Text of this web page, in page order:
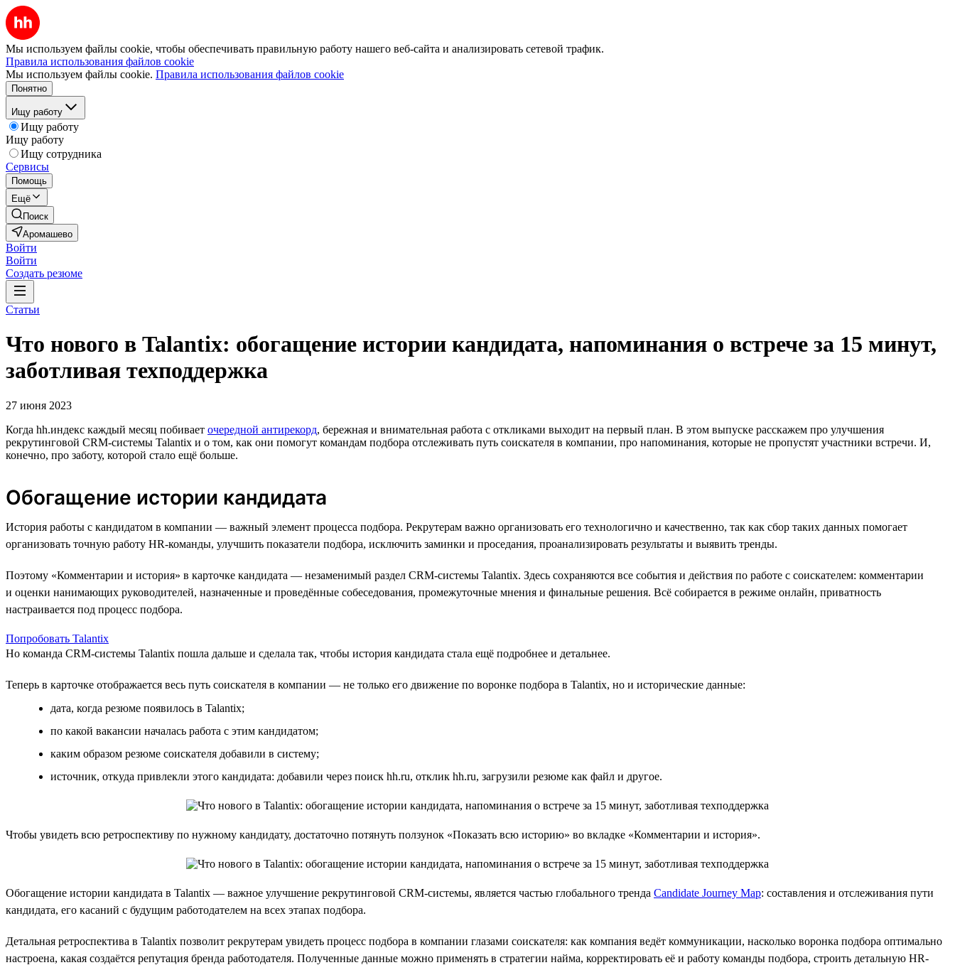
Мы используем файлы cookie, чтобы обеспечивать правильную работу нашего веб-сайта и анализировать сетевой трафик.
Правила использования файлов cookie
Мы используем файлы cookie. Правила использования файлов cookie
Понятно
Ищу работу
Ищу работу
Ищу работу
Ищу сотрудника
Сервисы
Помощь
Ещё
Поиск
Аромашево
Войти
Войти
Создать резюме
Статьи
Что нового в Talantix: обогащение истории кандидата, напоминания о встрече за 15 минут,
заботливая техподдержка
27 июня 2023
Когда hh.индекс каждый месяц побивает очередной антирекорд, бережная и внимательная работа с откликами выходит на первый план. В этом выпуске расскажем про улучшения
рекрутинговой CRM-системы Talantix и о том, как они помогут командам подбора отслеживать путь соискателя в компании, про напоминания, которые не пропустят участники встречи. И,
конечно, про заботу, которой стало ещё больше.
Обогащение истории кандидата
История работы с кандидатом в компании — важный элемент процесса подбора. Рекрутерам важно организовать его технологично и качественно, так как сбор таких данных помогает
организовать точную работу HR-команды, улучшить показатели подбора, исключить заминки и проседания, проанализировать результаты и выявить тренды.
Поэтому «Комментарии и история» в карточке кандидата — незаменимый раздел CRM-системы Talantix. Здесь сохраняются все события и действия по работе с соискателем: комментарии
и оценки нанимающих руководителей, назначенные и проведённые собеседования, промежуточные мнения и финальные решения. Всё собирается в режиме онлайн, приватность
настраивается под процесс подбора.
Попробовать Talantix
Но команда CRM-системы Talantix пошла дальше и сделала так, чтобы история кандидата стала ещё подробнее и детальнее.
Теперь в карточке отображается весь путь соискателя в компании — не только его движение по воронке подбора в Talantix, но и исторические данные:
дата, когда резюме появилось в Talantix;
по какой вакансии началась работа с этим кандидатом;
каким образом резюме соискателя добавили в систему;
источник, откуда привлекли этого кандидата: добавили через поиск hh.ru, отклик hh.ru, загрузили резюме как файл и другое.
Чтобы увидеть всю ретроспективу по нужному кандидату, достаточно потянуть ползунок «Показать всю историю» во вкладке «Комментарии и история».
Обогащение истории кандидата в Talantix — важное улучшение рекрутинговой CRM-системы, является частью глобального тренда Candidate Journey Map: составления и отслеживания пути
кандидата, его касаний с будущим работодателем на всех этапах подбора.
Детальная ретроспектива в Talantix позволит рекрутерам увидеть процесс подбора в компании глазами соискателя: как компания ведёт коммуникации, насколько воронка подбора оптимально
настроена, какая создаётся репутация бренда работодателя. Полученные данные можно применять в стратегии найма, корректировать её и работу команды подбора, строить детальную HR-